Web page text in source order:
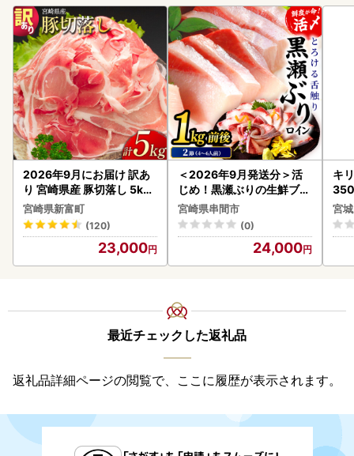
2026年9月にお届け 訳あ
り 宮崎県産 豚切落し 5kg
C325-2506-2609
宮崎県新富町
(120)
23,000
＜2026年9月発送分＞活
じめ！黒瀬ぶりの生鮮ブリ
ロイン2節（1.0kg前後）_
K001-012-2609
宮崎県串間市
(0)
24,000
キ
ー
宮
最近チェックした返礼品
返礼品詳細ページの閲覧で、ここに履歴が表示されます。